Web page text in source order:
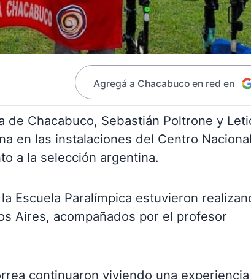
Agregá a Chacabuco en red en
de Chacabuco, Sebastián Poltrone y
en las instalaciones del Centro
a la selección argentina.
Escuela Paralímpica estuvieron
Aires, acompañados por el profesor
continuaron viviendo una